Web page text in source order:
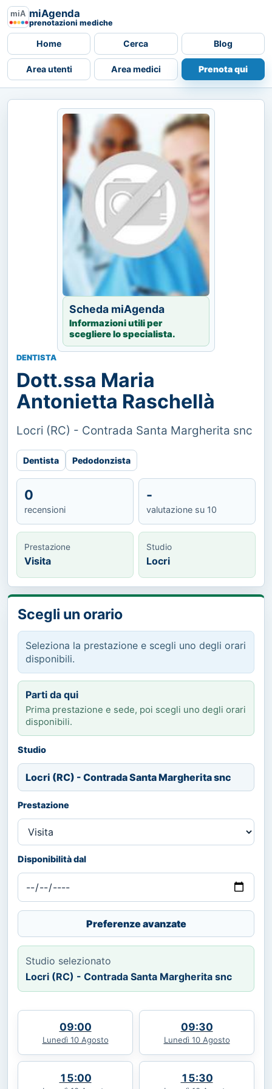
miAgenda
prenotazioni mediche
Home Cerca Blog
Area utenti Area medici Prenota qui
Scheda miAgenda
Informazioni utili per
scegliere lo specialista.
DENTISTA
Dott.ssa Maria
Antonietta Raschellà
Locri (RC) - Contrada Santa Margherita snc
Dentista Pedodonzista
0
recensioni
-
valutazione su 10
Prestazione
Visita
Studio
Locri
Scegli un orario
Seleziona la prestazione e scegli uno degli orari
disponibili.
Parti da qui
Prima prestazione e sede, poi scegli uno degli orari
disponibili.
Studio
Locri (RC) - Contrada Santa Margherita snc
Prestazione
Disponibilità dal
Preferenze avanzate
Studio selezionato
Locri (RC) - Contrada Santa Margherita snc
09:00
Lunedì 10 Agosto
09:30
Lunedì 10 Agosto
15:00 15:30